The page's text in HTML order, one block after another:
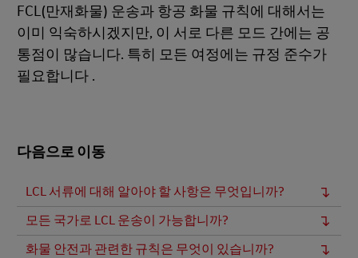
FCL(만재화물) 운송과 항공 화물 규칙에 대해서는
이미 익숙하시겠지만, 이 서로 다른 모드 간에는 공
통점이 많습니다. 특히 모든 여정에는 규정 준수가
필요합니다 .
다음으로 이동
LCL 서류에 대해 알아야 할 사항은 무엇입니까?
모든 국가로 LCL 운송이 가능합니까?
화물 안전과 관련한 규칙은 무엇이 있습니까?